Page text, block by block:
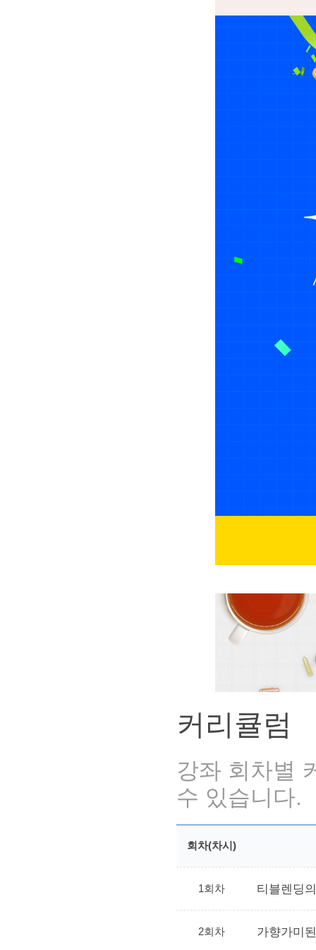
커리큘럼
강좌 회차별
수 있습니다.
회차(차시)
1회차 티블렌딩
2회차 가향가미